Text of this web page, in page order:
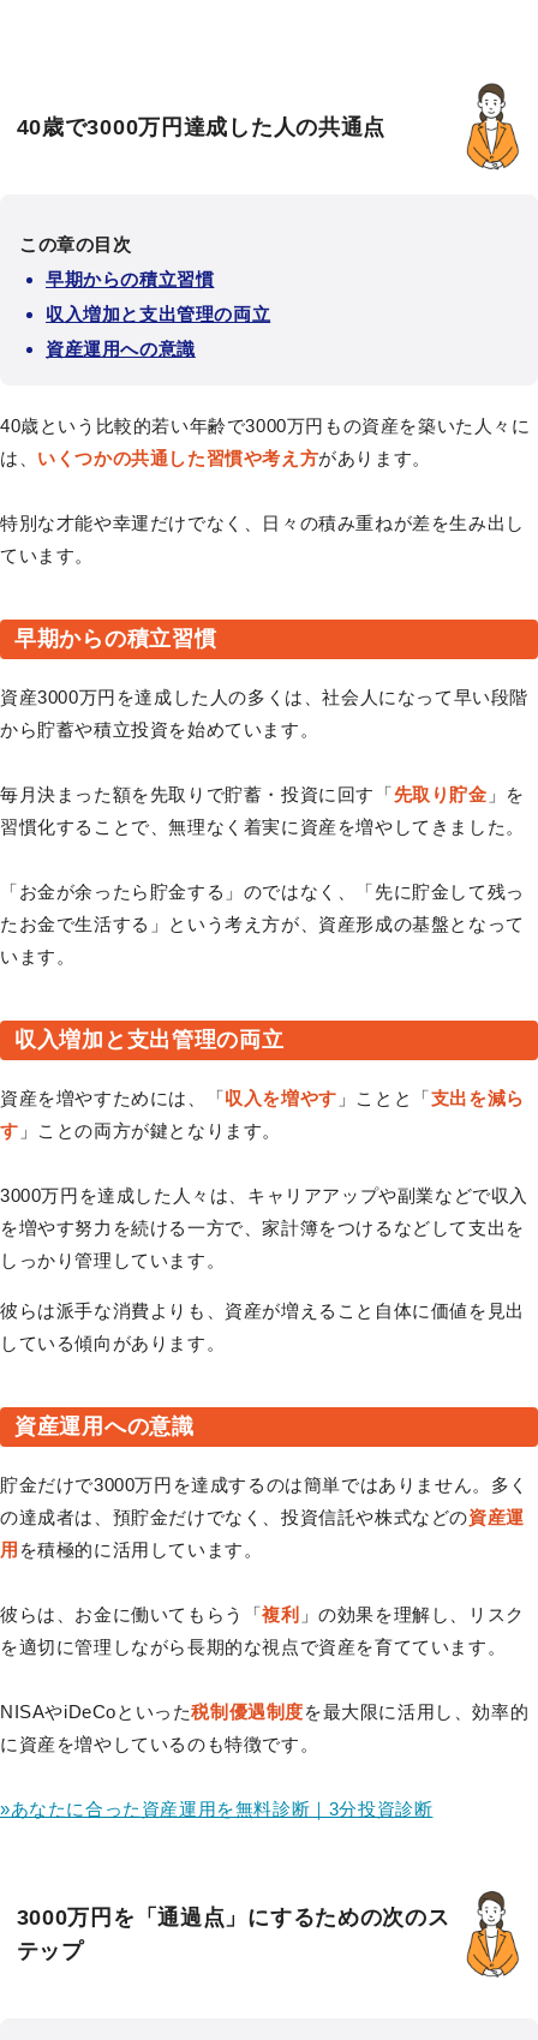
40歳で3000万円達成した人の共通点
この章の目次
早期からの積立習慣
収入増加と支出管理の両立
資産運用への意識
40歳という比較的若い年齢で3000万円もの資産を築いた人々に
は、 いくつかの共通した習慣や考え方があります。
特別な才能や幸運だけでなく、日々の積み重ねが差を生み出し
ています。
早期からの積立習慣
資産3000万円を達成した人の多くは、社会人になって早い段階
から貯蓄や積立投資を始めています。
毎月決まった額を先取りで貯蓄・投資に回す「先取り貯金 」を
習慣化することで、無理なく着実に資産を増やしてきました。
「お金が余ったら貯金する」のではなく、「先に貯金して残っ
たお金で生活する」という考え方が、資産形成の基盤となって
います。
収入増加と支出管理の両立
資産を増やすためには、「収入を増やす 」ことと「支出を減ら
す 」ことの両方が鍵となります。
3000万円を達成した人々は、キャリアアップや副業などで収入
を増やす努力を続ける一方で、家計簿をつけるなどして支出を
しっかり管理しています。
彼らは派手な消費よりも、資産が増えること自体に価値を見出
している傾向があります。
資産運用への意識
貯金だけで3000万円を達成するのは簡単ではありません。多く
の達成者は、預貯金だけでなく、投資信託や株式などの資産運
用 を積極的に活用しています。
彼らは、お金に働いてもらう「複利 」の効果を理解し、リスク
を適切に管理しながら長期的な視点で資産を育てています。
NISAやiDeCoといった税制優遇制度を最大限に活用し、効率的
に資産を増やしているのも特徴です。
»あなたに合った資産運用を無料診断｜3分投資診断
3000万円を「通過点」にするための次のス
テップ